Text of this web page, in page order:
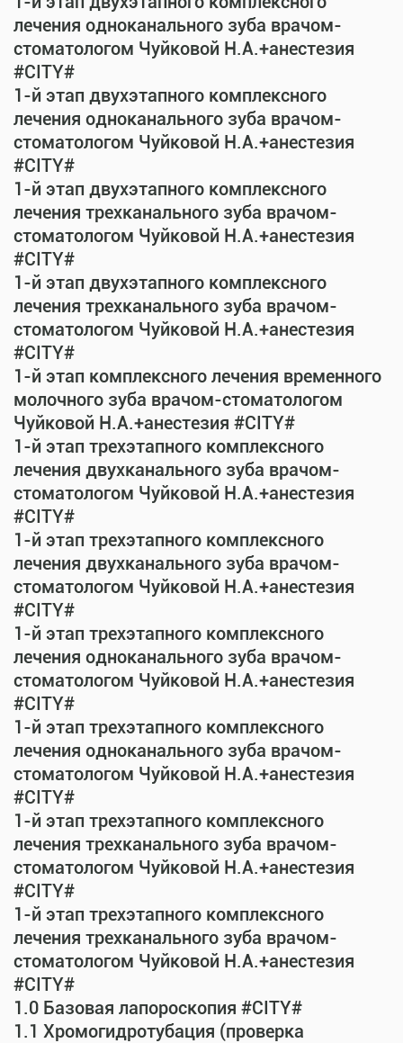
лечения одноканального зуба врачом-
стоматологом Чуйковой Н.А.+анестезия
#CITY#
1-й этап двухэтапного комплексного
лечения одноканального зуба врачом-
стоматологом Чуйковой Н.А.+анестезия
#CITY#
1-й этап двухэтапного комплексного
лечения трехканального зуба врачом-
стоматологом Чуйковой Н.А.+анестезия
#CITY#
1-й этап двухэтапного комплексного
лечения трехканального зуба врачом-
стоматологом Чуйковой Н.А.+анестезия
#CITY#
1-й этап комплексного лечения временного
молочного зуба врачом-стоматологом
Чуйковой Н.А.+анестезия #CITY#
1-й этап трехэтапного комплексного
лечения двухканального зуба врачом-
стоматологом Чуйковой Н.А.+анестезия
#CITY#
1-й этап трехэтапного комплексного
лечения двухканального зуба врачом-
стоматологом Чуйковой Н.А.+анестезия
#CITY#
1-й этап трехэтапного комплексного
лечения одноканального зуба врачом-
стоматологом Чуйковой Н.А.+анестезия
#CITY#
1-й этап трехэтапного комплексного
лечения одноканального зуба врачом-
стоматологом Чуйковой Н.А.+анестезия
#CITY#
1-й этап трехэтапного комплексного
лечения трехканального зуба врачом-
стоматологом Чуйковой Н.А.+анестезия
#CITY#
1-й этап трехэтапного комплексного
лечения трехканального зуба врачом-
стоматологом Чуйковой Н.А.+анестезия
#CITY#
1.0 Базовая лапороскопия #CITY#
1.1 Хромогидротубация (проверка